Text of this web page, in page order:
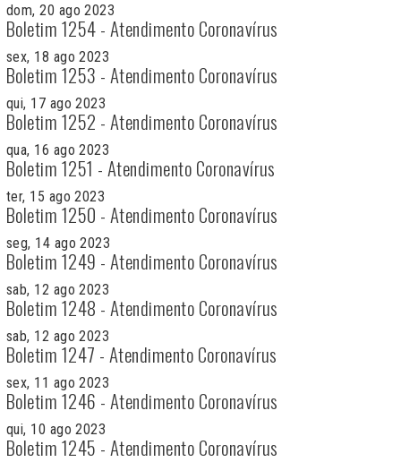
dom, 20 ago 2023
Boletim 1254 - Atendimento Coronavírus
sex, 18 ago 2023
Boletim 1253 - Atendimento Coronavírus
qui, 17 ago 2023
Boletim 1252 - Atendimento Coronavírus
qua, 16 ago 2023
Boletim 1251 - Atendimento Coronavírus
ter, 15 ago 2023
Boletim 1250 - Atendimento Coronavírus
seg, 14 ago 2023
Boletim 1249 - Atendimento Coronavírus
sab, 12 ago 2023
Boletim 1248 - Atendimento Coronavírus
sab, 12 ago 2023
Boletim 1247 - Atendimento Coronavírus
sex, 11 ago 2023
Boletim 1246 - Atendimento Coronavírus
qui, 10 ago 2023
Boletim 1245 - Atendimento Coronavírus